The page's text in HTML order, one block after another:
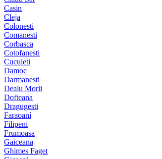
Casin
Cleja
Colonesti
Comanesti
Corbasca
Cotofanesti
Cucuieti
Damoc
Darmanesti
Dealu Morii
Dofteana
Dragugesti
Faraoaní
Filipeni
Frumoasa
Gaiceana
Ghimes Faget